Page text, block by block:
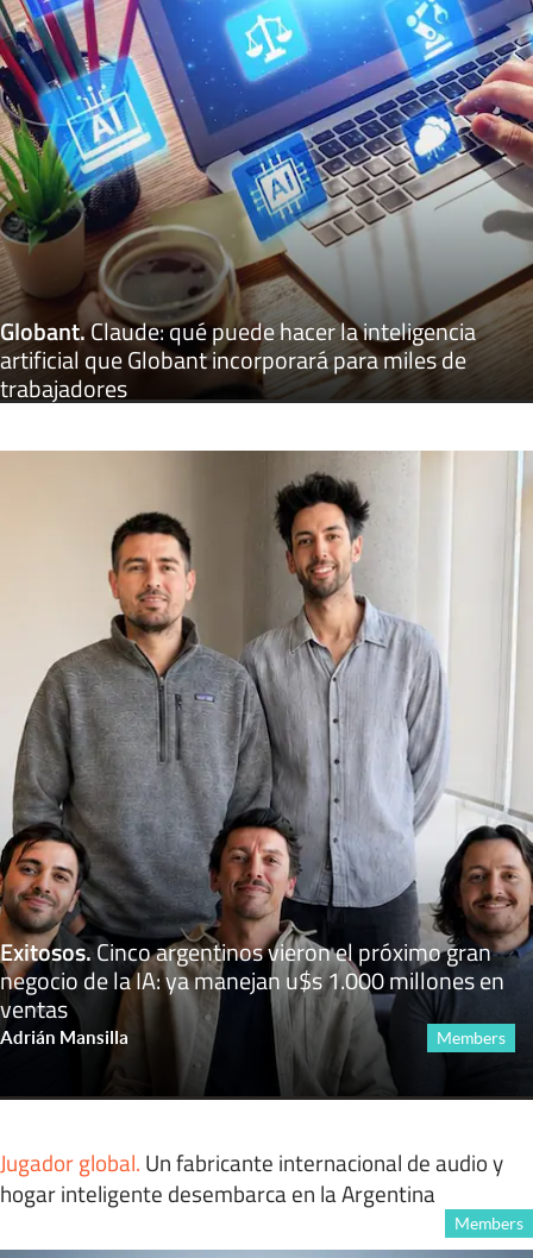
Globant.Claude: qué puede hacer la inteligencia
artificial que Globant incorporará para miles de
trabajadores
Exitosos.Cinco argentinos vieron el próximo gran
negocio de la IA: ya manejan u$s 1.000 millones en
ventas
Adrián Mansilla Members
Jugador global. Un fabricante internacional de audio y
hogar inteligente desembarca en la Argentina
Members